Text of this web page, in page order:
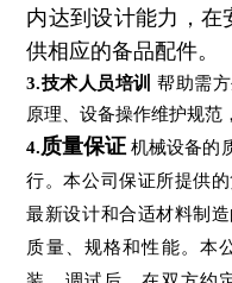
内达到设计能力，在
供相应的备品配件。
3.技术人员培训帮助需
原理、设备操作维护规范
4.质量保证 机械设备的
行。本公司保证所提供
最新设计和合适材料制
质量、规格和性能。本